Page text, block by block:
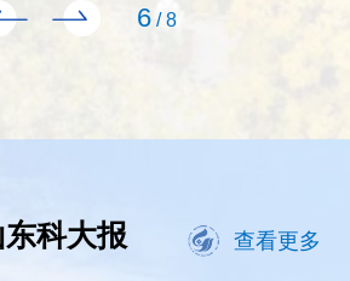
7 /8
东科大报 查看更多